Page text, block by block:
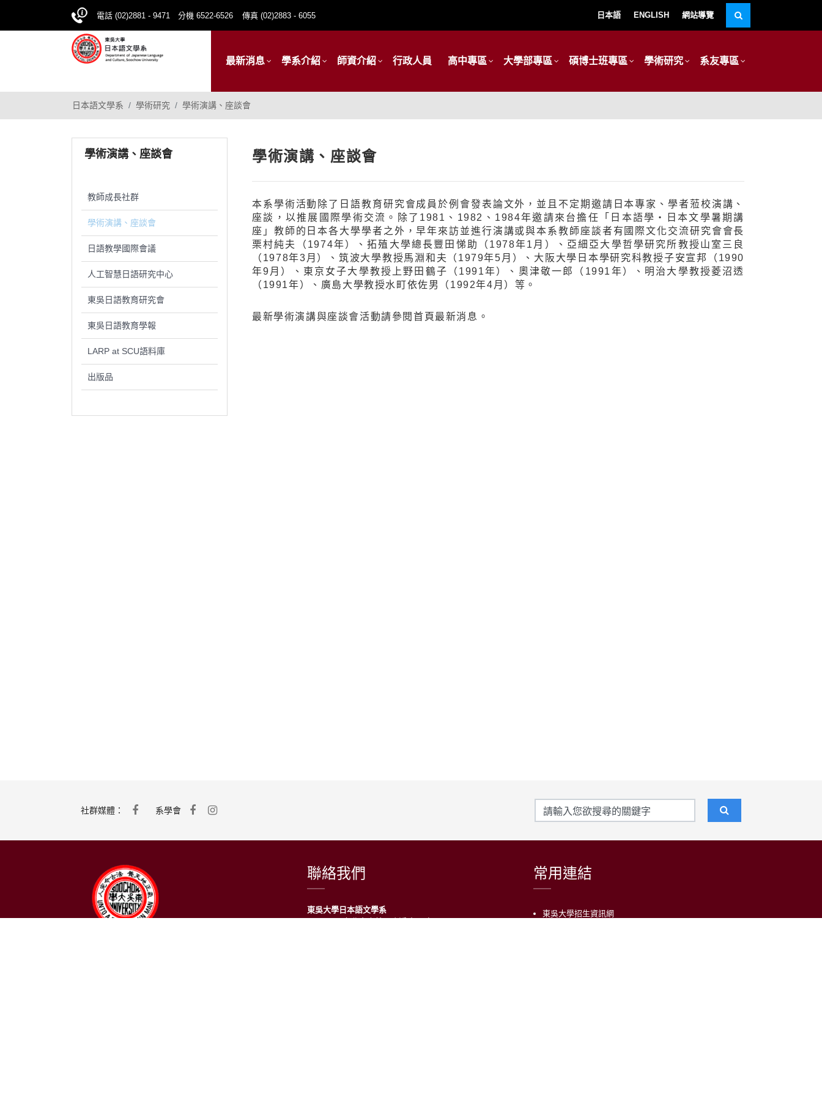
電話 (02)2881 - 9471 分機 6522-6526 傳真 (02)2883 - 6055 日本語 ENGLISH 網站導覽
最新消息 學系介紹 師資介紹 行政人員 高中專區 大學部專區 碩博士班專區 學術研究 系友專區
日本語文學系 學術研究 學術演講、座談會
學術演講、座談會
教師成長社群
學術演講、座談會
日語教學國際會議
人工智慧日語研究中心
東吳日語教育研究會
東吳日語教育學報
LARP at SCU語料庫
出版品
學術演講、座談會
本系學術活動除了日語教育研究會成員於例會發表論文外，並且不定期邀請日本專家、學者蒞校演講、
座談，以推展國際學術交流。除了1981、1982、1984年邀請來台擔任「日本語學‧日本文學暑期講
座」教師的日本各大學學者之外，早年來訪並進行演講或與本系教師座談者有國際文化交流研究會會長
栗村純夫（1974年）、拓殖大學總長豐田悌助（1978年1月）、亞細亞大學哲學研究所教授山室三良
（1978年3月）、筑波大學教授馬淵和夫（1979年5月）、大阪大學日本學研究科教授子安宣邦（1990
年9月）、東京女子大學教授上野田鶴子（1991年）、奧津敬一郎（1991年）、明治大學教授菱沼透
（1991年）、廣島大學教授水町依佐男（1992年4月）等。
最新學術演講與座談會活動請參閱首頁最新消息。
社群媒體： 系學會
聯絡我們
東吳大學日本語文學系
〒111002 台北市士林區臨溪路70號
常用連結
東吳大學招生資訊網